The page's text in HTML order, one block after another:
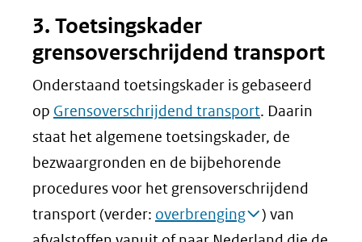
3. Toetsingskader
grensoverschrijdend transport
Onderstaand toetsingskader is gebaseerd
op Grensoverschrijdend transport. Daarin
staat het algemene toetsingskader, de
bezwaargronden en de bijbehorende
procedures voor het grensoverschrijdend
transport (verder: overbrenging
) van